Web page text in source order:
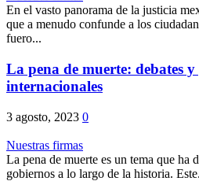
En el vasto panorama de la justicia
que a menudo confunde a los
fuero...
La pena de muerte: debates y
internacionales
3 agosto, 2023 0
Nuestras firmas
La pena de muerte es un tema que ha
gobiernos a lo largo de la historia.